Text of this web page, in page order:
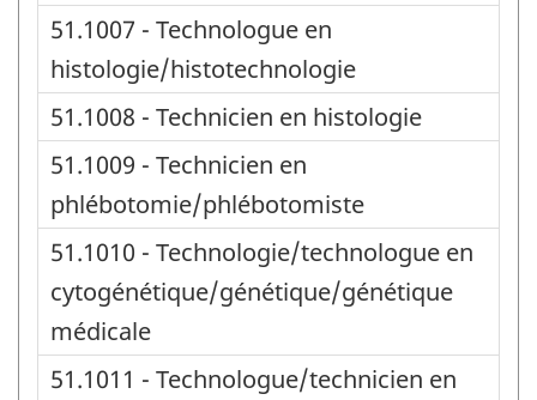
51.1007 - Technologue en
histologie/histotechnologie
51.1008 - Technicien en histologie
51.1009 - Technicien en
phlébotomie/phlébotomiste
51.1010 - Technologie/technologue en
cytogénétique/génétique/génétique
médicale
51.1011 - Technologue/technicien en